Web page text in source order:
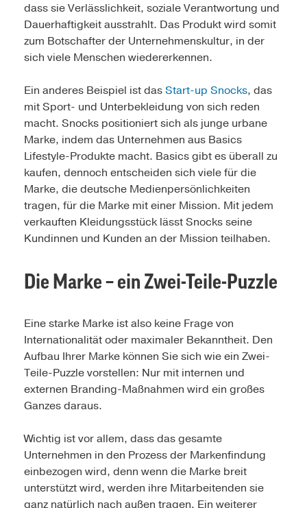
dass sie Verlässlichkeit, soziale Verantwortung und
Dauerhaftigkeit ausstrahlt. Das Produkt wird somit
zum Botschafter der Unternehmenskultur, in der
sich viele Menschen wiedererkennen.
Ein anderes Beispiel ist dasStart-up Snocks, das
mit Sport- und Unterbekleidung von sich reden
macht. Snocks positioniert sich als junge urbane
Marke, indem das Unternehmen aus Basics
Lifestyle-Produkte macht. Basics gibt es überall zu
kaufen, dennoch entscheiden sich viele für die
Marke, die deutsche Medienpersönlichkeiten
tragen, für die Marke mit einer Mission. Mit jedem
verkauften Kleidungsstück lässt Snocks seine
Kundinnen und Kunden an der Mission teilhaben.
Die Marke – ein Zwei-Teile-Puzzle
Eine starke Marke ist also keine Frage von
Internationalität oder maximaler Bekanntheit. Den
Aufbau Ihrer Marke können Sie sich wie ein Zwei-
Teile-Puzzle vorstellen: Nur mit internen und
externen Branding-Maßnahmen wird ein großes
Ganzes daraus.
Wichtig ist vor allem, dass das gesamte
Unternehmen in den Prozess der Markenfindung
einbezogen wird, denn wenn die Marke breit
unterstützt wird, werden ihre Mitarbeitenden sie
ganz natürlich nach außen tragen. Ein weiterer